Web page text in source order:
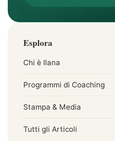
Esplora
Chi è Ilana
Programmi di Coaching
Stampa & Media
Tutti gli Articoli